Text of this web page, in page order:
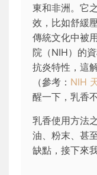
東和非洲。它
效，比如舒緩
傳統文化中被
院（NIH）的
抗炎特性，這
（參考： NIH
醒一下，乳香
乳香使用方法
油、粉末、甚
缺點，接下來